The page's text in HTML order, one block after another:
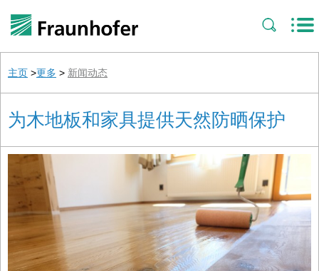
主页 >更多 > 新闻动态
为木地板和家具提供天然防晒保护